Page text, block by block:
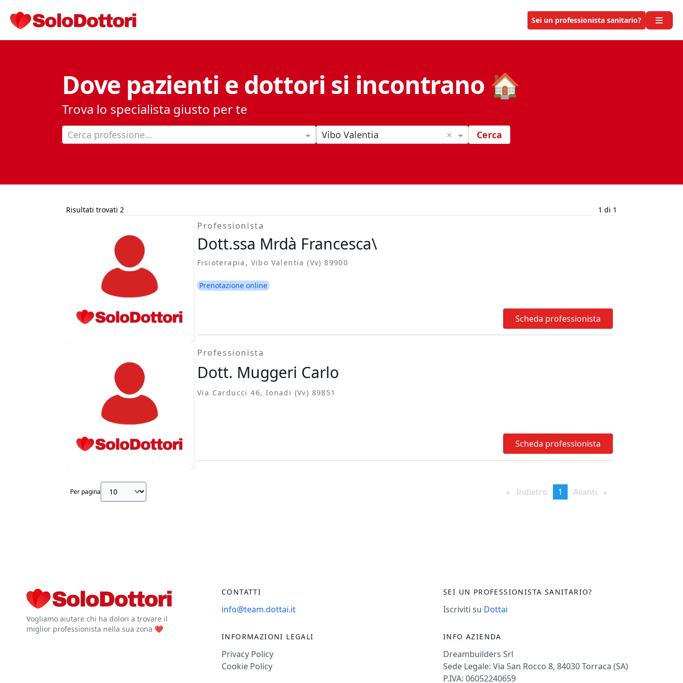
Sei un professionista sanitario?
Dove pazienti e dottori si incontrano 🏠
Trova lo specialista giusto per te
Cerca professione... Vibo Valentia × Cerca
Risultati trovati 2 1 di 1
Professionista
Dott.ssa Mrdà Francesca\
Fisioterapia, Vibo Valentia (vv) 89900
Prenotazione online
Scheda professionista
Professionista
Dott. Muggeri Carlo
Via Carducci 46, Ionadi (vv) 89851
Scheda professionista
Per pagina Indietro pageYou're
1 Avanti page
Vogliamo aiutare chi ha dolori a trovare il
miglior professionista nella sua zona ❤️
CONTATTI
info@team.dottai.it
INFORMAZIONI LEGALI
Privacy Policy
Cookie Policy
SEI UN PROFESSIONISTA SANITARIO?
Iscriviti su Dottai
INFO AZIENDA
Dreambuilders Srl
Sede Legale: Via San Rocco 8, 84030 Torraca (SA)
P.IVA: 06052240659